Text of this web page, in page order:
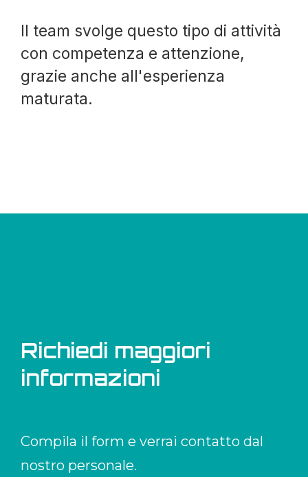
Il team svolge questo tipo di attività
con competenza e attenzione,
grazie anche all'esperienza
maturata.
Richiedi maggiori
informazioni
Compila il form e verrai contatto dal
nostro personale.